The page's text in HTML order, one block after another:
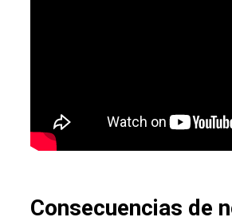
Consecuencias de